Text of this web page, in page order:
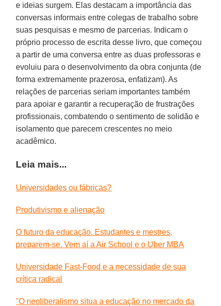
e ideias surgem. Elas destacam a importância das
conversas informais entre colegas de trabalho sobre
suas pesquisas e mesmo de parcerias. Indicam o
próprio processo de escrita desse livro, que começou
a partir de uma conversa entre as duas professoras e
evoluiu para o desenvolvimento da obra conjunta (de
forma extremamente prazerosa, enfatizam). As
relações de parcerias seriam importantes também
para apoiar e garantir a recuperação de frustrações
profissionais, combatendo o sentimento de solidão e
isolamento que parecem crescentes no meio
acadêmico.
Leia mais...
Universidades ou fábricas?
Produtivismo e alienação
O futuro da educação. Estudantes e mestres,
preparem-se. Vem aí a Air School e o Uber MBA
Universidade Fast-Food e a necessidade de sua
crítica radical
"O neoliberalismo situa a educação no mercado da